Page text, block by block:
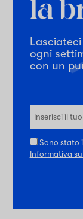
ogni
con un
Sono stato
Informativa